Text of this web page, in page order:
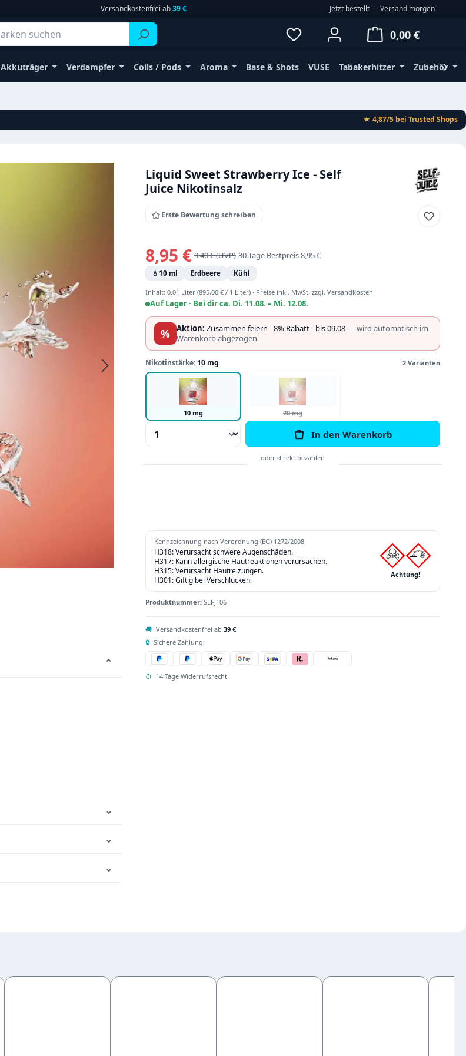
Versandkostenfrei ab39 € Jetzt bestellt — Versand morgen
Du hast 0 Produkte auf dem
0,00 €
Akkuträger Verdampfer Coils / Pods Aroma Base & Shots VUSE Tabakerhitzer Zubehör
★ 4,87/5 bei Trusted Shops
⌄
⌄
⌄
⌄
Liquid Sweet Strawberry Ice - Self
Juice Nikotinsalz
Erste Bewertung schreiben
Verkaufspreis:
8,95 €Regulärer Preis:
9,40 € 30 Tage Bestpreis 8,95 €
💧 10 ml Erdbeere Kühl
Inhalt: 0.01 Liter (895,00 € / 1 Liter) · Preise inkl. MwSt. zzgl. Versandkosten
Auf Lager · Bei dir ca. Di. 11.08. – Mi. 12.08.
% Aktion: Zusammen feiern - 8% Rabatt - bis 09.08— wird automatisch im
Warenkorb abgezogen
Nikotinstärke: 10 mg 2 Varianten
10 mg 20 mg
Produkt Anzahl: Gib den gewünschten Wert
In den Warenkorb
Kennzeichnung nach Verordnung (EG) 1272/2008
H318: Verursacht schwere Augenschäden.
H317: Kann allergische Hautreaktionen verursachen.
H315: Verursacht Hautreizungen.
H301: Giftig bei Verschlucken.
Achtung!
Produktnummer: SLFJ106
🚚 Versandkostenfrei ab 39 €
🔒 Sichere Zahlung:
↺ 14 Tage Widerrufsrecht